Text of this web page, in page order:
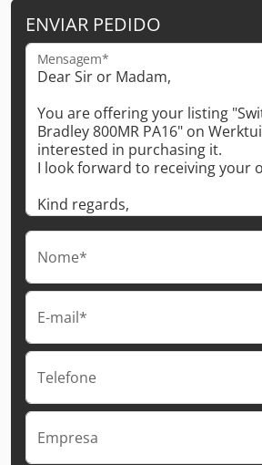
ENVIAR PEDIDO
Mensagem*
Nome*
E-mail*
Telefone
Empresa